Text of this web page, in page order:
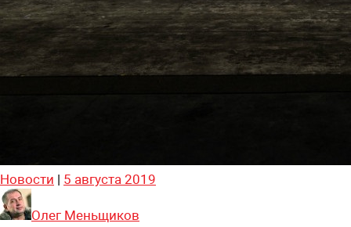
Новости | 5 августа 2019
Олег Меньщиков